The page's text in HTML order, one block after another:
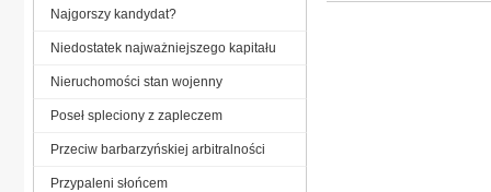
Najgorszy kandydat?
Niedostatek najważniejszego kapitału
Nieruchomości stan wojenny
Poseł spleciony z zapleczem
Przeciw barbarzyńskiej arbitralności
Przypaleni słońcem